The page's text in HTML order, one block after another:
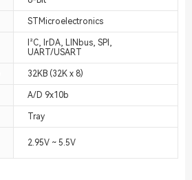
STMicroelectronics
I²C, IrDA, LINbus, SPI,
UART/USART
32KB (32K x 8)
A/D 9x10b
Tray
2.95V ~ 5.5V